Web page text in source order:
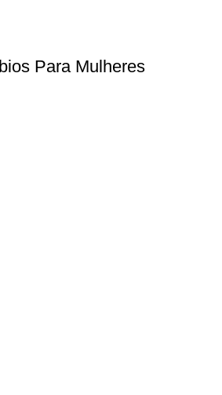
Para Mulheres